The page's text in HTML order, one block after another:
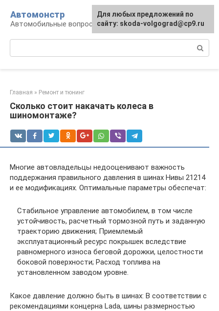
контенту
Автомонстр
Автомобильные вопросы и ответы
Главная » Ремонт и тюнинг
Сколько стоит накачать колеса в
шиномонтаже?
Многие автовладельцы недооценивают важность
поддержания правильного давления в шинах Нивы 21214
и ее модификациях. Оптимальные параметры обеспечат:
Стабильное управление автомобилем, в том числе
устойчивость, расчетный тормозной путь и заданную
траекторию движения; Приемлемый
эксплуатационный ресурс покрышек вследствие
равномерного износа беговой дорожки, целостности
боковой поверхности; Расход топлива на
установленном заводом уровне.
Какое давление должно быть в шинах: В соответствии с
рекомендациями концерна Lada, шины размерностью
Для любых предложений по
сайту: skoda-volgograd@cp9.ru